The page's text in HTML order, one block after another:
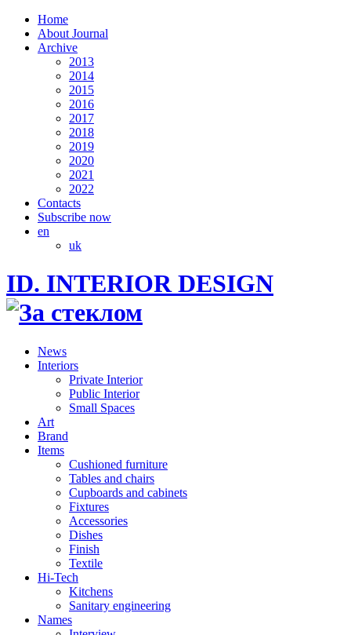
Home
About Journal
Archive
2013
2014
2015
2016
2017
2018
2019
2020
2021
2022
Contacts
Subscribe now
en
uk
ID. INTERIOR DESIGN
News
Interiors
Private Interior
Public Interior
Small Spaces
Art
Brand
Items
Cushioned furniture
Tables and chairs
Cupboards and cabinets
Fixtures
Accessories
Dishes
Finish
Textile
Hi-Tech
Kitchens
Sanitary engineering
Names